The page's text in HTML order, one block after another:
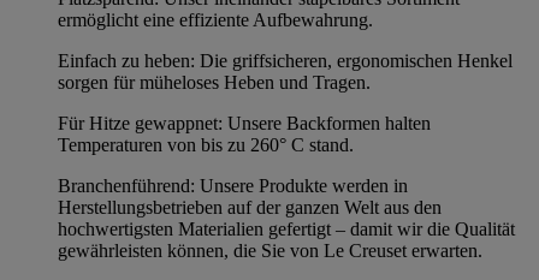
ermöglicht eine effiziente Aufbewahrung.
Einfach zu heben: Die griffsicheren, ergonomischen Henkel
sorgen für müheloses Heben und Tragen.
Für Hitze gewappnet: Unsere Backformen halten
Temperaturen von bis zu 260° C stand.
Branchenführend: Unsere Produkte werden in
Herstellungsbetrieben auf der ganzen Welt aus den
hochwertigsten Materialien gefertigt – damit wir die Qualität
gewährleisten können, die Sie von Le Creuset erwarten.